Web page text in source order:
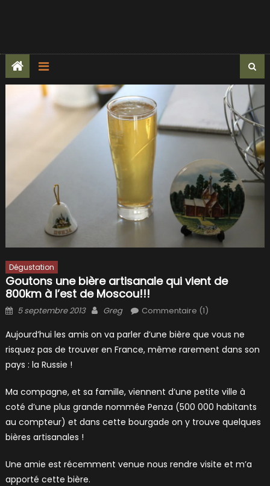
Dégustation
Goutons une bière artisanale qui vient de
800km à l’est de Moscou!!!
Posted
5 septembre 2013 Author
Greg Commentaire (1)
Aujourd’hui les amis on va parler d’une bière que vous ne
risquez pas de trouver en France, même rarement dans son
pays : la Russie !
Ma compagne, et sa famille, viennent d’une petite ville à
coté d’une plus grande nommée Penza (500 000 habitants
au compteur) et dans cette bourgade on y trouve quelques
bières artisanales !
Une amie est récemment venue nous rendre visite et m’a
apporté cette bière.